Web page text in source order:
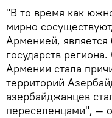
"В то время как
мирно
Арменией,
государств
Армении стала
территорий
азербайджанцев
переселенцами", —